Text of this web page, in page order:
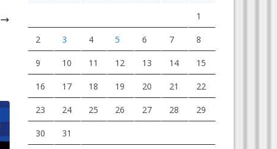
1
2 3 4 5 6 7 8
9 10 11 12 13 14 15
16 17 18 19 20 21 22
23 24 25 26 27 28 29
30 31